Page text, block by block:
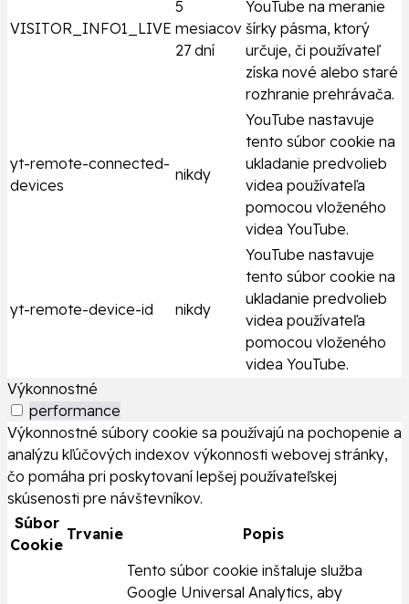
VISITOR_INFO1_LIVE
5
mesiacov
27 dní
YouTube na meranie
šírky pásma, ktorý
určuje, či používateľ
získa nové alebo staré
rozhranie prehrávača.
yt-remote-connected-
devices
nikdy
YouTube nastavuje
tento súbor cookie na
ukladanie predvolieb
videa používateľa
pomocou vloženého
videa YouTube.
yt-remote-device-id nikdy
YouTube nastavuje
tento súbor cookie na
ukladanie predvolieb
videa používateľa
pomocou vloženého
videa YouTube.
Výkonnostné
performance
Výkonnostné súbory cookie sa používajú na pochopenie a
analýzu kľúčových indexov výkonnosti webovej stránky,
čo pomáha pri poskytovaní lepšej používateľskej
skúsenosti pre návštevníkov.
Súbor
Cookie
Trvanie Popis
Tento súbor cookie inštaluje služba
Google Universal Analytics, aby